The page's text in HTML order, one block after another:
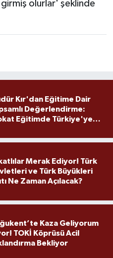
olurlar' şeklinde
Kır'dan Eğitime Dair
Değerlendirme:
Eğitimde Türkiye'ye
Merak Ediyor! Türk
ve Türk Büyükleri
Ne Zaman Açılacak?
Kaza Geliyorum
TOKİ Köprüsü Acil
Bekliyor